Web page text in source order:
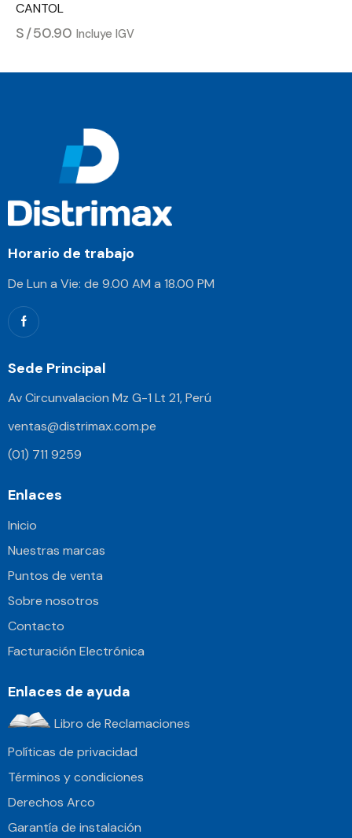
CANTOL
S/50.90 Incluye IGV
Horario de trabajo
De Lun a Vie: de 9.00 AM a 18.00 PM
Sede Principal
Av Circunvalacion Mz G-1 Lt 21, Perú
ventas@distrimax.com.pe
(01) 711 9259
Enlaces
Inicio
Nuestras marcas
Puntos de venta
Sobre nosotros
Contacto
Facturación Electrónica
Enlaces de ayuda
Libro de Reclamaciones
Políticas de privacidad
Términos y condiciones
Derechos Arco
Garantía de instalación